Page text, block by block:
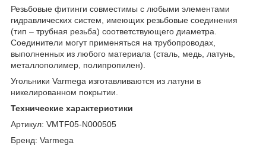
Резьбовые фитинги совместимы с любыми элементами
гидравлических систем, имеющих резьбовые соединения
(тип – трубная резьба) соответствующего диаметра.
Соединители могут применяться на трубопроводах,
выполненных из любого материала (сталь, медь, латунь,
металлополимер, полипропилен).
Угольники Varmega изготавливаются из латуни в
никелированном покрытии.
Технические характеристики
Артикул: VMTF05-N000505
Бренд: Varmega